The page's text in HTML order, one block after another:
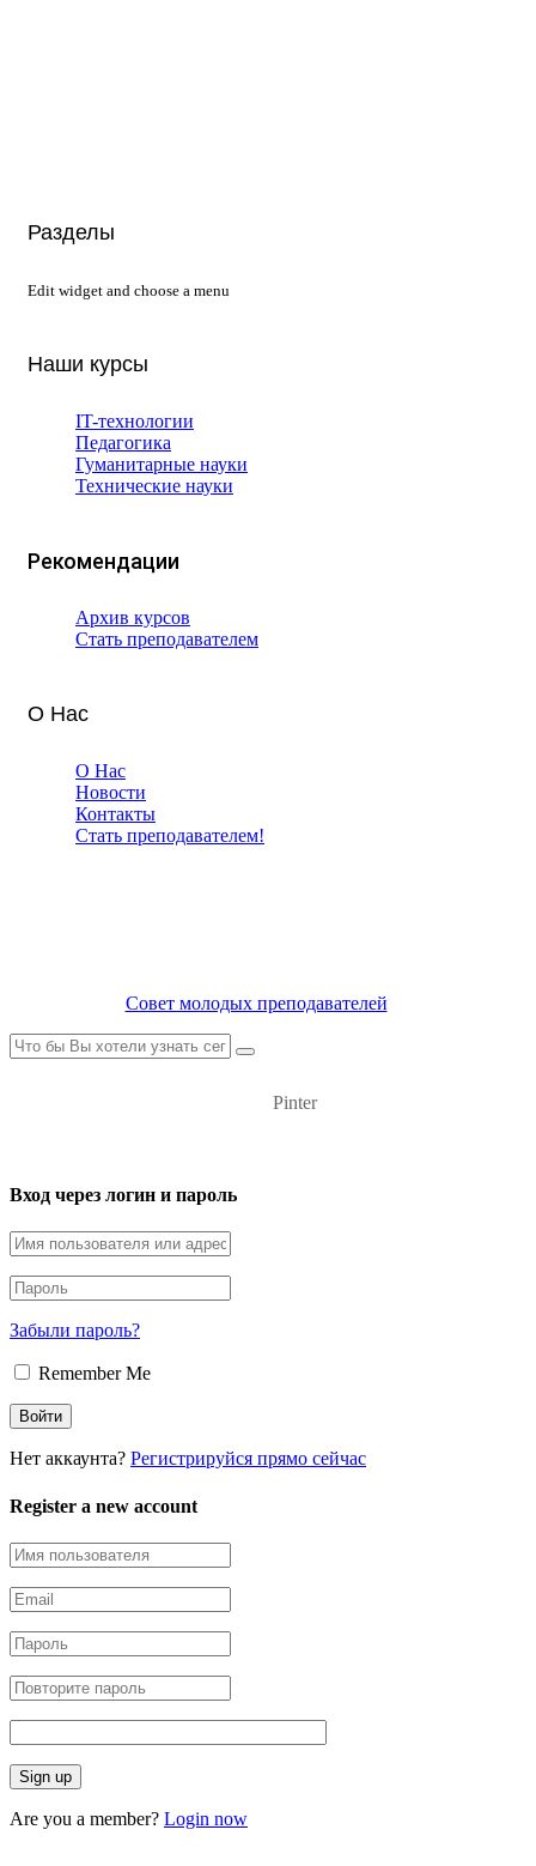
Разделы
Edit widget and choose a menu
Наши курсы
IT-технологии
Педагогика
Гуманитарные науки
Технические науки
Рекомендации
Архив курсов
Стать преподавателем
О Нас
О Нас
Новости
Контакты
Стать преподавателем!
Совет молодых преподавателей
Pinter
Вход через логин и пароль
Забыли пароль?
Remember Me
Нет аккаунта? Регистрируйся прямо сейчас
Register a new account
Are you a member? Login now